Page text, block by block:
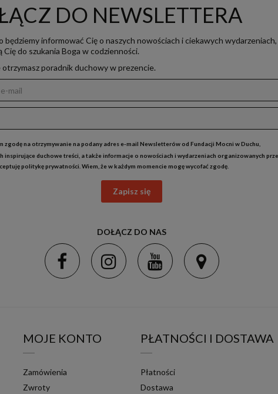
DO NEWSLETTERA
będziemy informować Cię o naszych nowościach i ciekawych
Cię do szukania Boga w codzienności.
otrzymasz poradnik duchowy w prezencie.
zgodę na otrzymywanie na podany adres e-mail Newsletterów od Fundacji Mocni w Duchu,
inspirujące duchowe treści, a także informacje o nowościach i wydarzeniach organizowanych
politykę prywatności. Wiem, że w każdym momencie mogę wycofać zgodę.
Zapisz się
DOŁĄCZ DO NAS
MOJE KONTO
Zamówienia
Zwroty
PŁATNOŚCI I DOSTAWA
Płatności
Dostawa